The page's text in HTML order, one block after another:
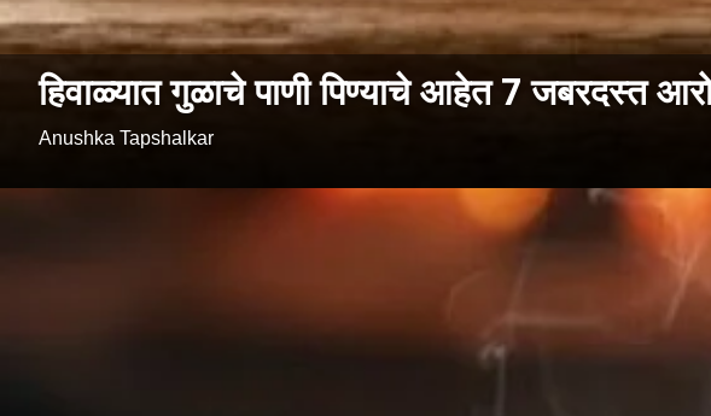
हिवाळ्यात गुळाचे पाणी पिण्याचे आहेत 7 जबरदस्त
Anushka Tapshalkar